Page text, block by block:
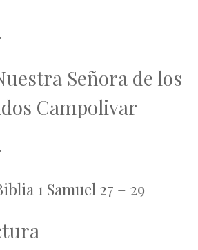
Señora de los
Campolivar
1 Samuel 27 – 29